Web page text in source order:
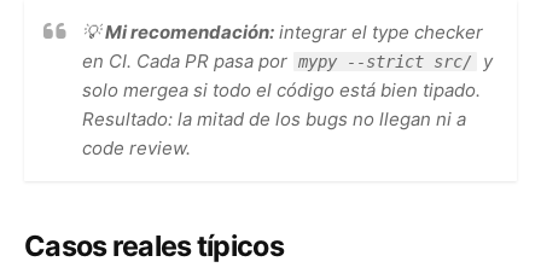
💡Mi recomendación: integrar el type checker
en CI. Cada PR pasa por mypy --strict src/
y
solo mergea si todo el código está bien tipado.
Resultado: la mitad de los bugs no llegan ni a
code review.
Casos reales típicos